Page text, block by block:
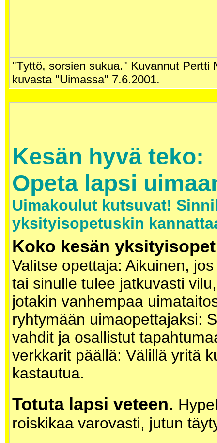
"Tyttö, sorsien sukua." Kuvannut Pertti
kuvasta "Uimassa" 7.6.2001.
Kesän hyvä teko:
Opeta lapsi
Uimakoulut kutsuvat!
yksityisopetuskin
Koko kesän
Valitse opettaja: Aikuinen,
tai sinulle tulee jatkuvasti
jotakin vanhempaa
ryhtymään uimaopettajaksi:
vahdit ja osallistut
verkkarit päällä: Välillä yritä
kastautua.
Totuta lapsi veteen.
roiskikaa varovasti, jutun